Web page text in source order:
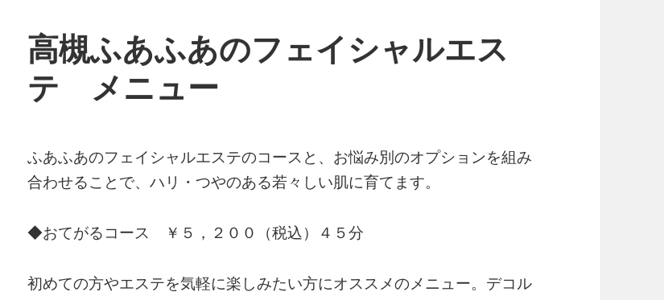
高槻ふあふあのフェイシャルエス
テ メニュー
ふあふあのフェイシャルエステのコースと、お悩み別のオプションを組み
合わせることで、ハリ・つやのある若々しい肌に育てます。
◆おてがるコース ￥５，２００（税込）４５分
初めての方やエステを気軽に楽しみたい方にオススメのメニュー。デコル